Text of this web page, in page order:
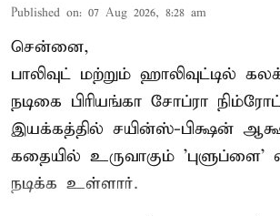
Published on: 07 Aug 2026, 8:28 am
சென்னை,
பாலிவுட் மற்றும் ஹாலிவுட்டில்
நடிகை பிரியங்கா சோப்ரா
இயக்கத்தில் சயின்ஸ்-பிக்ஷன்
கதையில் உருவாகும் 'புளுப்ளை'
நடிக்க உள்ளார்.